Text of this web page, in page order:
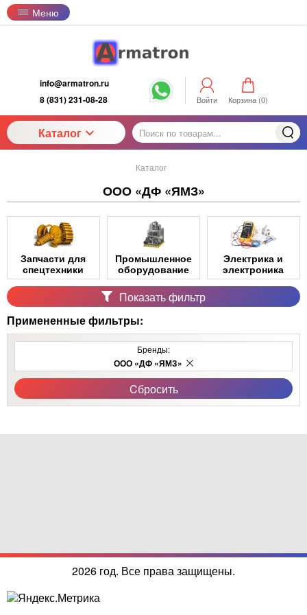
Меню
info@armatron.ru
8 (831) 231-08-28
Войти Корзина (0)
Каталог
Каталог
ООО «ДФ «ЯМЗ»
Запчасти для
спецтехники
Промышленное
оборудование
Электрика и
электроника
Показать фильтр
Примененные фильтры:
Бренды:
ООО «ДФ «ЯМЗ»
Cбросить
2026 год. Все права защищены.